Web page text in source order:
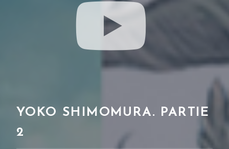
YOKO SHIMOMURA. PARTIE
2